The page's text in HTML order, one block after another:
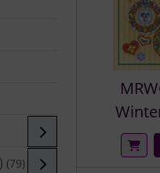
(79)